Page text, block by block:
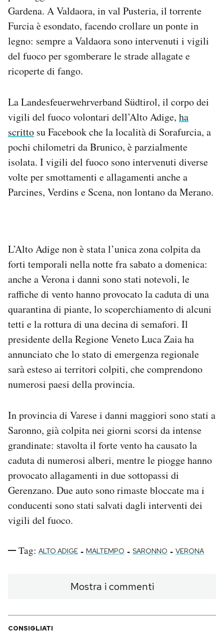
Esci
Gardena. A Valdaora, in val Pusteria, il torrente
Furcia è esondato, facendo crollare un ponte in
legno: sempre a Valdaora sono intervenuti i vigili
del fuoco per sgomberare le strade allagate e
ricoperte di fango.
La Landesfeuerwehrverband Südtirol, il corpo dei
vigili del fuoco volontari dell’Alto Adige, ha
scritto su Facebook che la località di Sorafurcia, a
pochi chilometri da Brunico, è parzialmente
isolata. I vigili del fuoco sono intervenuti diverse
volte per smottamenti e allagamenti anche a
Parcines, Verdins e Scena, non lontano da Merano.
L’Alto Adige non è stata l’unica zona colpita da
forti temporali nella notte fra sabato a domenica:
anche a Verona i danni sono stati notevoli, le
raffiche di vento hanno provocato la caduta di una
quarantina di piante, lo scoperchiamento di alcuni
tetti e la rottura di una decina di semafori. Il
presidente della Regione Veneto Luca Zaia ha
annunciato che lo stato di emergenza regionale
sarà esteso ai territori colpiti, che comprendono
numerosi paesi della provincia.
In provincia di Varese i danni maggiori sono stati a
Saronno, già colpita nei giorni scorsi da intense
grandinate: stavolta il forte vento ha causato la
caduta di numerosi alberi, mentre le piogge hanno
provocato allagamenti in due sottopassi di
Gerenzano. Due auto sono rimaste bloccate ma i
conducenti sono stati salvati dagli interventi dei
vigili del fuoco.
Tag: ALTO ADIGE - MALTEMPO - SARONNO - VERONA
Mostra i commenti
CONSIGLIATI